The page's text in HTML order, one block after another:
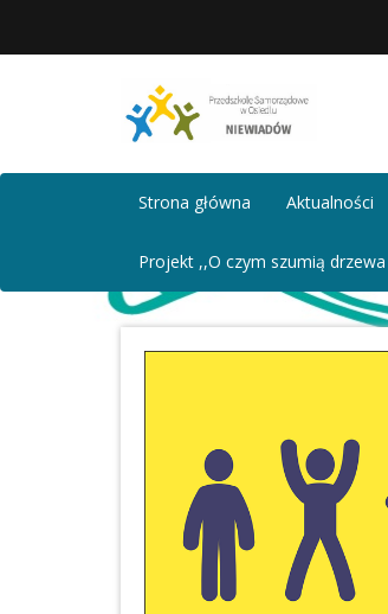
Strona główna Aktualności
Projekt ,,O czym szumią